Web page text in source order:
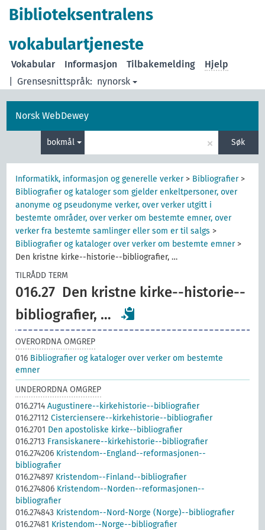
Biblioteksentralens
vokabulartjeneste
Grensesnittspråk: nynorsk
Vokabular Informasjon Tilbakemelding Hjelp
Norsk WebDewey
bokmål × Søk
Informatikk, informasjon og generelle verker> Bibliografier>
Bibliografier og kataloger som gjelder enkeltpersoner, over
anonyme og pseudonyme verker, over verker utgitt i
bestemte områder, over verker om bestemte emner, over
verker fra bestemte samlinger eller som er til salgs >
Bibliografier og kataloger over verker om bestemte emner>
Den kristne kirke--historie--bibliografier, …
TILRÅDD TERM
016.27 Den kristne kirke--historie--
bibliografier, …
OVERORDNA OMGREP
016 Bibliografier og kataloger over verker om bestemte
emner
UNDERORDNA OMGREP
016.2714Augustinere--kirkehistorie--bibliografier
016.27112Cisterciensere‎--kirkehistorie--bibliografier
016.2701 Den apostoliske kirke--bibliografier
016.2713 Fransiskanere--kirkehistorie--bibliografier
016.274206 Kristendom--England--reformasjonen--
bibliografier
016.274897 Kristendom--Finland--bibliografier
016.274806 Kristendom--Norden--reformasjonen--
bibliografier
016.274843 Kristendom--Nord-Norge (Norge)--bibliografier
016.27481 Kristendom--Norge--bibliografier